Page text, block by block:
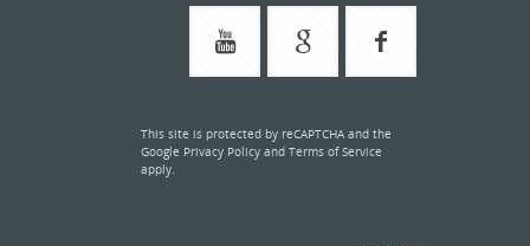
This site is protected by reCAPTCHA and the
Google Privacy Policy and Terms of Service
apply.